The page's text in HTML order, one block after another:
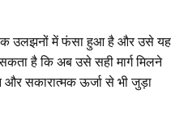
उलझनों में फंसा हुआ है और उसे यह
है कि अब उसे सही मार्ग मिलने
और सकारात्मक ऊर्जा से भी जुड़ा